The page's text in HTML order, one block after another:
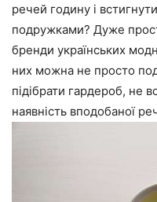
речей годину і
подружками? Дуже
бренди українських
них можна не просто
підібрати гардероб, не
наявність вподобаної